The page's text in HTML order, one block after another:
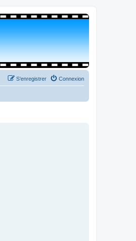
Connexion
S’enregistrer